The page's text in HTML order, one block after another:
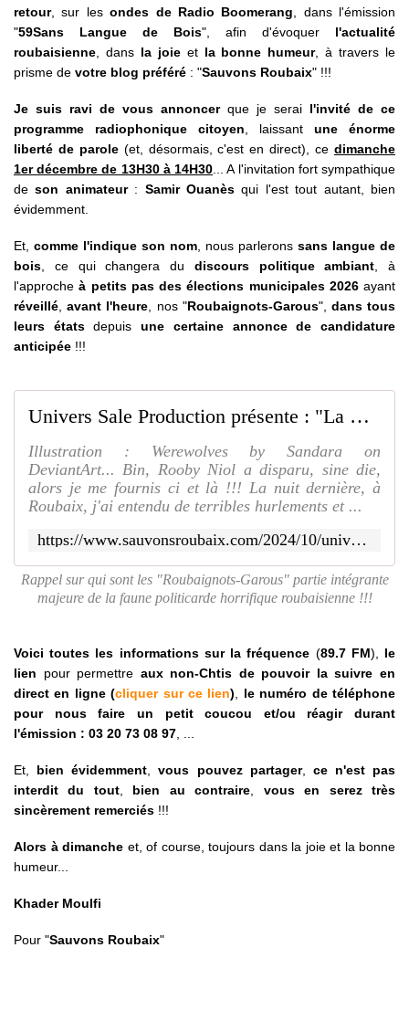
retour, sur lesondes de Radio Boomerang , dans l'émission
"59Sans Langue de Bois", afin d'évoquer l'actualité
roubaisienne , dans la joieetla bonne humeur, à travers le
prisme de votre blog préféré : "Sauvons Roubaix" !!!
Je suis ravi de vous annoncerque je serai l'invité de ce
programme radiophonique citoyen , laissant une énorme
liberté de parole(et, désormais, c'est en direct), cedimanche
1er décembre de 13H30 à 14H30 ... A l'invitation fort sympathique
deson animateur: Samir Ouanèsqui l'est tout autant, bien
évidemment.
Et, comme l'indique son nom , nous parlerons sans langue de
bois , ce qui changera du discours politique ambiant , à
l'approcheà petits pas des élections municipales 2026ayant
réveillé ,avant l'heure , nos "Roubaignots-Garous", dans tous
leurs étatsdepuisune certaine annonce de candidature
anticipée !!!
Univers Sale Production présente : "La Nuit Des Roubaignots-Garous... Le Enième Retour" !!! - SAUVONS ROUBAIX
Illustration : Werewolves by Sandara on
DeviantArt... Bin, Rooby Niol a disparu, sine die,
alors je me fournis ci et là !!! La nuit dernière, à
Roubaix, j'ai entendu de terribles hurlements et ...
https://www.sauvonsroubaix.com/2024/10/univers-sale-production-presente-la-nuit-des-roubaignots-garous.le-enieme-retour.html
Rappel sur qui sont les "Roubaignots-Garous" partie intégrante
majeure de la faune politicarde horrifique roubaisienne !!!
Voici toutes les informations sur la fréquence (89.7 FM), le
lien pour permettre aux non-Chtis de pouvoir la suivre en
direct en ligne (cliquer sur ce lien)
le numéro de téléphone
pour nous faire un petit coucou et/ou réagir durant
l'émission : 03 20 73 08 97
Et, bien évidemment ,vous pouvez partager, ce n'est pas
interdit du tout, bien au contraire
vous en serez très
sincèrement remerciés !!!
Alors à dimanche et, of course, toujours dans la joie et la bonne
humeur...
Khader Moulfi
Pour "Sauvons Roubaix"